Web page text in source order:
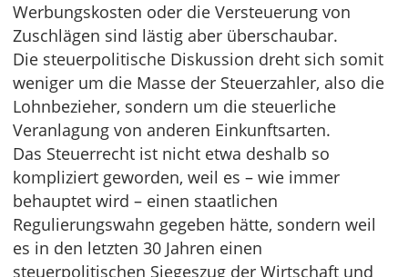
Werbungskosten oder die Versteuerung von
Zuschlägen sind lästig aber überschaubar.
Die steuerpolitische Diskussion dreht sich somit
weniger um die Masse der Steuerzahler, also die
Lohnbezieher, sondern um die steuerliche
Veranlagung von anderen Einkunftsarten.
Das Steuerrecht ist nicht etwa deshalb so
kompliziert geworden, weil es – wie immer
behauptet wird – einen staatlichen
Regulierungswahn gegeben hätte, sondern weil
es in den letzten 30 Jahren einen
steuerpolitischen Siegeszug der Wirtschaft und